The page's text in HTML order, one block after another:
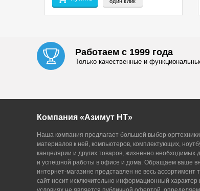
Работаем с 1999 года
Только качественные и
Компания «Азимут НТ»
Наша компания предлагает большой выбор
материалов к ней, компьютеров, комплектующих,
канцелярии и других товаров, жизненно необходимых
и успешной работы в офисе и дома. Обращаем ваше
интернет-магазине представлен не весь ассортимент
сайт носит исключительно информационный характер